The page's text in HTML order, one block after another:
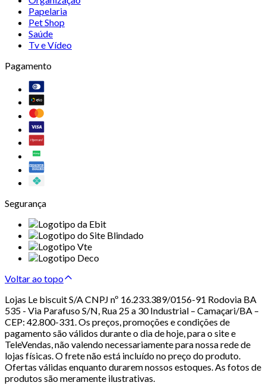
Papelaria
Pet Shop
Saúde
Tv e Vídeo
Pagamento
Segurança
Voltar ao topo
Lojas Le biscuit S/A CNPJ nº 16.233.389/0156-91 Rodovia BA
535 - Via Parafuso S/N, Rua 25 a 30 Industrial – Camaçari/BA –
CEP: 42.800-331. Os preços, promoções e condições de
pagamento são válidos durante o dia de hoje, para o site e
TeleVendas, não valendo necessariamente para nossa rede de
lojas físicas. O frete não está incluído no preço do produto.
Ofertas válidas enquanto durarem nossos estoques. As fotos de
produtos são meramente ilustrativas.